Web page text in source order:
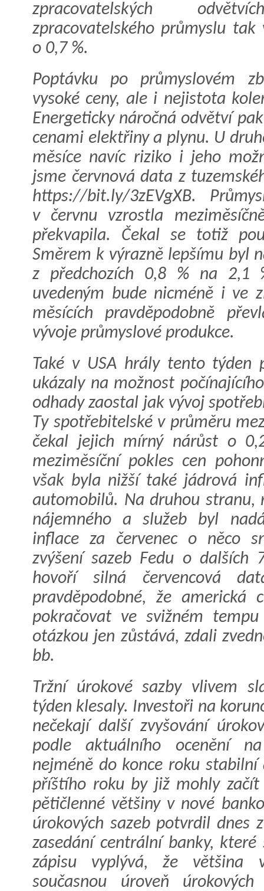
zpracovatelských
zpracovatelského průmyslu
o 0,7 %.
Poptávku po průmyslovém
vysoké ceny, ale i nejistota
Energeticky náročná odvětví
cenami elektřiny a plynu. U
měsíce navíc riziko i jeho
jsme červnová data z
https://bit.ly/3zEVgXB.
v červnu vzrostla
překvapila. Čekal se totiž
Směrem k výrazně lepšímu byl
z předchozích 0,8 % na 2,1
uvedeným bude nicméně i ve
měsících pravděpodobně
vývoje průmyslové produkce.
Také v USA hrály tento týden
ukázaly na možnost
odhady zaostal jak vývoj
Ty spotřebitelské v průměru
čekal jejich mírný nárůst o
meziměsíční pokles cen
však byla nižší také jádrová
automobilů. Na druhou stranu,
nájemného a služeb byl
inflace za červenec o něco
zvýšení sazeb Fedu o
hovoří silná červencová
pravděpodobné, že
pokračovat ve svižném
otázkou jen zůstává, zdali
bb.
Tržní úrokové sazby vlivem
týden klesaly. Investoři na
nečekají další zvyšování
podle aktuálního ocenění
nejméně do konce roku
příštího roku by již mohly
pětičlenné většiny v nové
úrokových sazeb potvrdil dnes
zasedání centrální banky,
zápisu vyplývá, že většina
současnou úroveň